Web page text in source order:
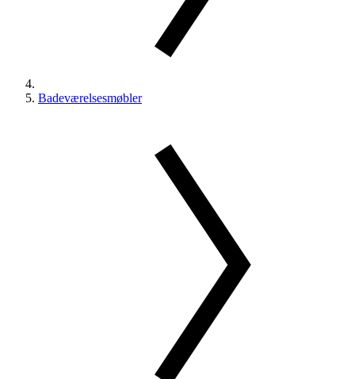
Badeværelsesmøbler